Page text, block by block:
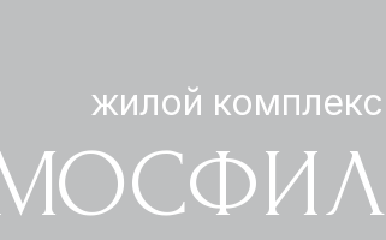
жилой комплекс